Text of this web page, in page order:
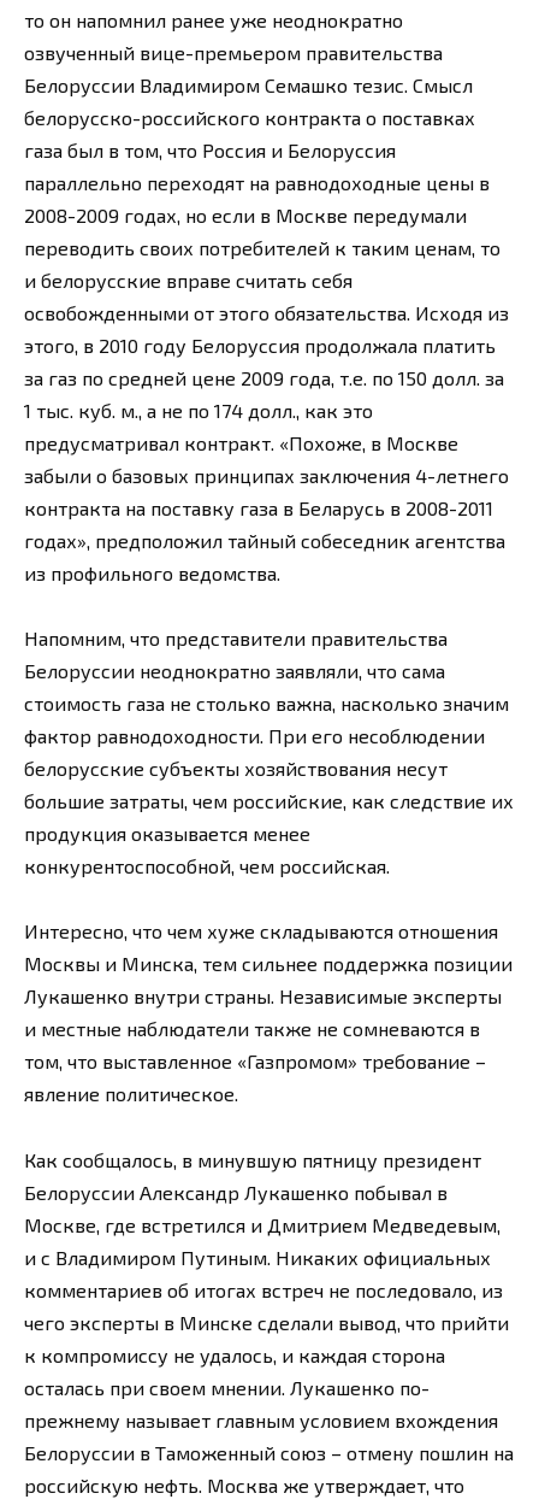
то он напомнил ранее уже неоднократно
озвученный вице-премьером правительства
Белоруссии Владимиром Семашко тезис. Смысл
белорусско-российского контракта о поставках
газа был в том, что Россия и Белоруссия
параллельно переходят на равнодоходные цены в
2008-2009 годах, но если в Москве передумали
переводить своих потребителей к таким ценам, то
и белорусские вправе считать себя
освобожденными от этого обязательства. Исходя из
этого, в 2010 году Белоруссия продолжала платить
за газ по средней цене 2009 года, т.е. по 150 долл. за
1 тыс. куб. м., а не по 174 долл., как это
предусматривал контракт. «Похоже, в Москве
забыли о базовых принципах заключения 4-летнего
контракта на поставку газа в Беларусь в 2008-2011
годах», предположил тайный собеседник агентства
из профильного ведомства.
Напомним, что представители правительства
Белоруссии неоднократно заявляли, что сама
стоимость газа не столько важна, насколько значим
фактор равнодоходности. При его несоблюдении
белорусские субъекты хозяйствования несут
большие затраты, чем российские, как следствие их
продукция оказывается менее
конкурентоспособной, чем российская.
Интересно, что чем хуже складываются отношения
Москвы и Минска, тем сильнее поддержка позиции
Лукашенко внутри страны. Независимые эксперты
и местные наблюдатели также не сомневаются в
том, что выставленное «Газпромом» требование –
явление политическое.
Как сообщалось, в минувшую пятницу президент
Белоруссии Александр Лукашенко побывал в
Москве, где встретился и Дмитрием Медведевым,
и с Владимиром Путиным. Никаких официальных
комментариев об итогах встреч не последовало, из
чего эксперты в Минске сделали вывод, что прийти
к компромиссу не удалось, и каждая сторона
осталась при своем мнении. Лукашенко по-
прежнему называет главным условием вхождения
Белоруссии в Таможенный союз – отмену пошлин на
российскую нефть. Москва же утверждает, что